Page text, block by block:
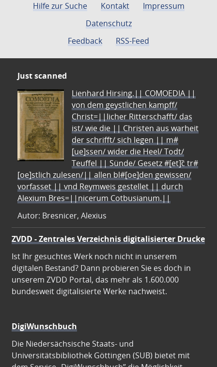
Hilfe zur Suche Kontakt
Impressum
Datenschutz
Feedback
RSS-Feed
Just scanned
Lienhard Hirsing.|| COMOEDIA ||
von dem geystlichen kampff/
Christ=||licher Ritterschafft/ das
ist/ wie die || Christen aus warheit
der schrifft/ sich legen || m#
[ue]ssen/ wider die Heel/ Todt/
Teuffel || Sünde/ Gesetz #[et]c̃ tr#
[oe]stlich zulesen/|| allen bl#[oe]den gewissen/
vorfasset || vnd Reymweis gestellet || durch
Alexium Bres=||nicerum Cotbusianum.||
Autor: Bresnicer, Alexius
ZVDD - Zentrales Verzeichnis digitalisierter Drucke
Ist Ihr gesuchtes Werk noch nicht in unserem
digitalen Bestand? Dann probieren Sie es doch in
unserem ZVDD Portal, das mehr als 1.600.000
bundesweit digitalisierte Werke nachweist.
DigiWunschbuch
Die Niedersächsische Staats- und
Universitätsbibliothek Göttingen (SUB) bietet mit